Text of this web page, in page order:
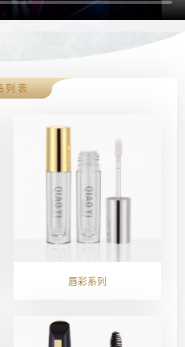
列表
唇彩系列